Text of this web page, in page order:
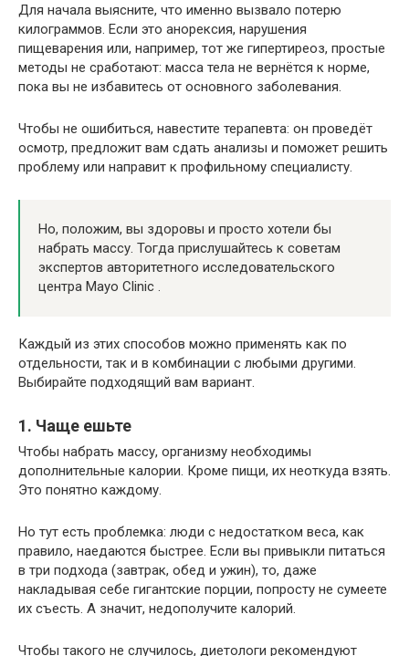
Для начала выясните, что именно вызвало потерю
килограммов. Если это анорексия, нарушения
пищеварения или, например, тот же гипертиреоз, простые
методы не сработают: масса тела не вернётся к норме,
пока вы не избавитесь от основного заболевания.
Чтобы не ошибиться, навестите терапевта: он проведёт
осмотр, предложит вам сдать анализы и поможет решить
проблему или направит к профильному специалисту.
Но, положим, вы здоровы и просто хотели бы
набрать массу. Тогда прислушайтесь к советам
экспертов авторитетного исследовательского
центра Mayo Clinic .
Каждый из этих способов можно применять как по
отдельности, так и в комбинации с любыми другими.
Выбирайте подходящий вам вариант.
1. Чаще ешьте
Чтобы набрать массу, организму необходимы
дополнительные калории. Кроме пищи, их неоткуда взять.
Это понятно каждому.
Но тут есть проблемка: люди с недостатком веса, как
правило, наедаются быстрее. Если вы привыкли питаться
в три подхода (завтрак, обед и ужин), то, даже
накладывая себе гигантские порции, попросту не сумеете
их съесть. А значит, недополучите калорий.
Чтобы такого не случилось, диетологи рекомендуют